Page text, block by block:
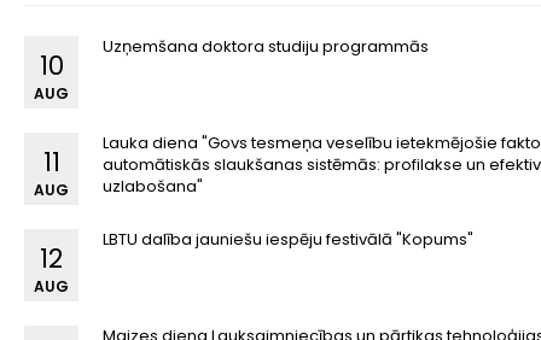
Uzņemšana doktora studiju programmās
10
AUG
Lauka diena "Govs tesmeņa veselību ietekmējošie
automātiskās slaukšanas sistēmās: profilakse un
uzlabošana"
11
AUG
LBTU dalība jauniešu iespēju festivālā "Kopums"
12
AUG